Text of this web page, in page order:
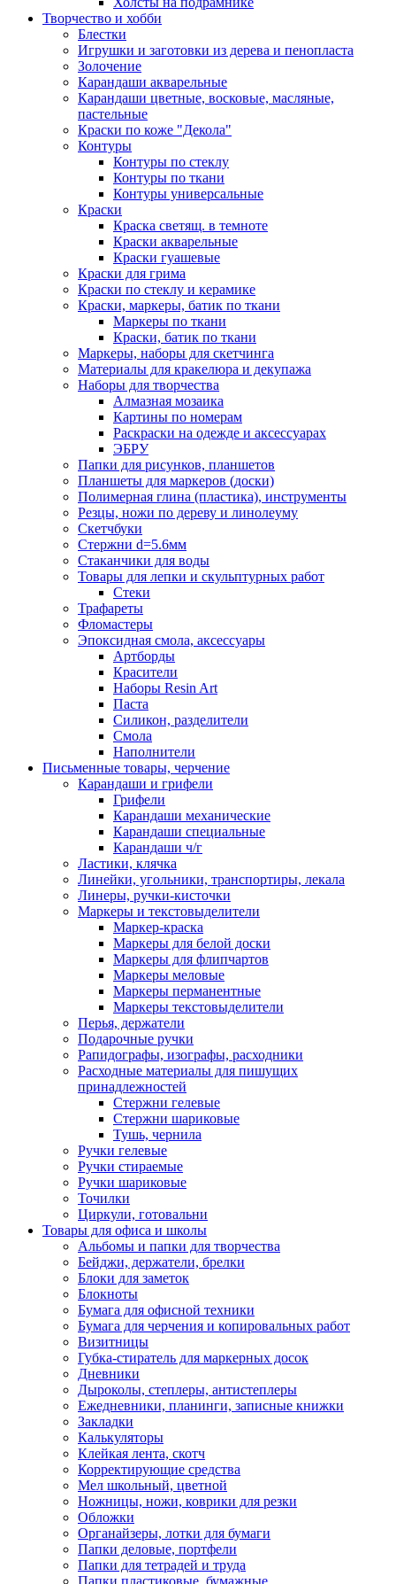
Творчество и хобби
Блестки
Игрушки и заготовки из дерева и пенопласта
Золочение
Карандаши акварельные
Карандаши цветные, восковые, масляные,
пастельные
Краски по коже "Декола"
Контуры
Контуры по стеклу
Контуры по ткани
Контуры универсальные
Краски
Краска светящ. в темноте
Краски акварельные
Краски гуашевые
Краски для грима
Краски по стеклу и керамике
Краски, маркеры, батик по ткани
Маркеры по ткани
Краски, батик по ткани
Маркеры, наборы для скетчинга
Материалы для кракелюра и декупажа
Наборы для творчества
Алмазная мозаика
Картины по номерам
Раскраски на одежде и аксессуарах
ЭБРУ
Папки для рисунков, планшетов
Планшеты для маркеров (доски)
Полимерная глина (пластика), инструменты
Резцы, ножи по дереву и линолеуму
Скетчбуки
Стержни d=5.6мм
Стаканчики для воды
Товары для лепки и скульптурных работ
Стеки
Трафареты
Фломастеры
Эпоксидная смола, аксессуары
Артборды
Красители
Наборы Resin Art
Паста
Силикон, разделители
Смола
Наполнители
Письменные товары, черчение
Карандаши и грифели
Грифели
Карандаши механические
Карандаши специальные
Карандаши ч/г
Ластики, клячка
Линейки, угольники, транспортиры, лекала
Линеры, ручки-кисточки
Маркеры и текстовыделители
Маркер-краска
Маркеры для белой доски
Маркеры для флипчартов
Маркеры меловые
Маркеры перманентные
Маркеры текстовыделители
Перья, держатели
Подарочные ручки
Рапидографы, изографы, расходники
Расходные материалы для пишущих
принадлежностей
Стержни гелевые
Стержни шариковые
Тушь, чернила
Ручки гелевые
Ручки стираемые
Ручки шариковые
Точилки
Циркули, готовальни
Товары для офиса и школы
Альбомы и папки для творчества
Бейджи, держатели, брелки
Блоки для заметок
Блокноты
Бумага для офисной техники
Бумага для черчения и копировальных работ
Визитницы
Губка-стиратель для маркерных досок
Дневники
Дыроколы, степлеры, антистеплеры
Ежедневники, планинги, записные книжки
Закладки
Калькуляторы
Клейкая лента, скотч
Корректирующие средства
Мел школьный, цветной
Ножницы, ножи, коврики для резки
Обложки
Органайзеры, лотки для бумаги
Папки деловые, портфели
Папки для тетрадей и труда
Папки пластиковые, бумажные